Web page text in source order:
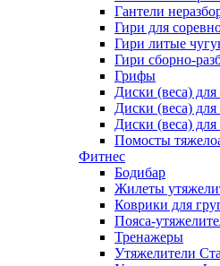
Гантели
Гири для
Гири литые
Гири сборно-
Грифы
Диски (веса)
Диски (веса)
Диски (веса)
Помосты
Фитнес
Бодибар
Жилеты
Коврики для
Пояса-
Тренажеры
Утяжелители